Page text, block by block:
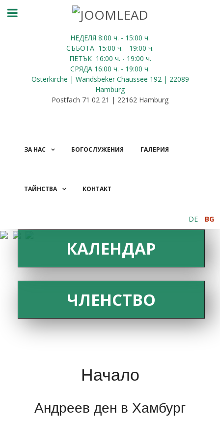
НЕДЕЛЯ 8:00 ч. - 15:00 ч.
СЪБОТА 15:00 ч. - 19:00 ч.
ПЕТЪК 16:00 ч. - 19:00 ч.
СРЯДА 16:00 ч. - 19:00 ч.
Osterkirche | Wandsbeker Chaussee 192 | 22089
Hamburg
Postfach 71 02 21 | 22162 Hamburg
ЗА НАС БОГОСЛУЖЕНИЯ ГАЛЕРИЯ
ТАЙНСТВА КОНТАКТ
DE BG
ДАРЕНИЯ
КАЛЕНДАР
ЧЛЕНСТВО
Начало
Андреев ден в Хамбург